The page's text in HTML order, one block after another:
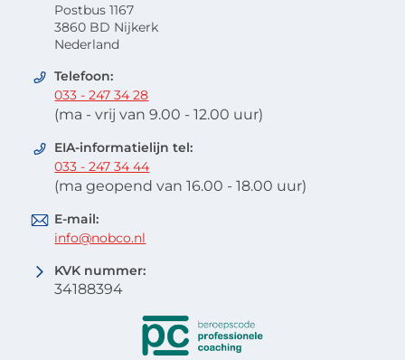
Postbus 1167
3860 BD Nijkerk
Nederland
Telefoon:
033 - 247 34 28
(ma - vrij van 9.00 - 12.00 uur)
EIA-informatielijn tel:
033 - 247 34 44
(ma geopend van 16.00 - 18.00 uur)
E-mail:
info@nobco.nl
KVK nummer:
34188394